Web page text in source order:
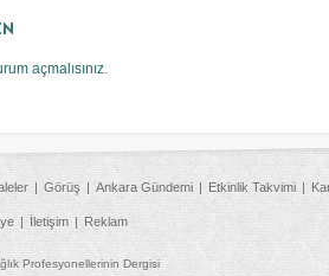
açmalısınız.
Görüş Ankara Gündemi Etkinlik Takvimi
İletişim Reklam
Profesyonellerinin Dergisi